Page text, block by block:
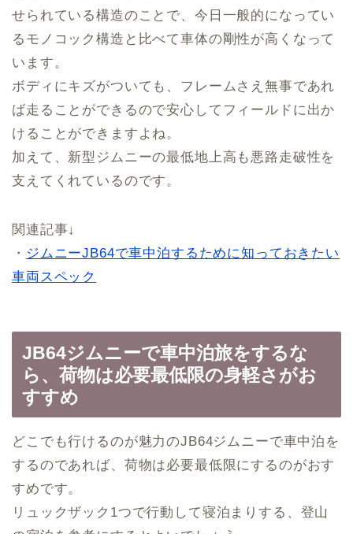
せられている構造のことで、今日一般的になってい
るモノコック構造と比べて車体の剛性が高くなって
います。
ボディにキズがついても、フレームさえ無事であれ
ば走ることができるので安心してフィールドに出か
けることができますよね。
加えて、新型ジムニーの最低地上高も悪路走破性を
支えてくれているのです。
関連記事↓
・ ジムニーJB64で車中泊するために知っておきたい
車両スペック
JB64ジムニーで車中泊旅をするな
ら、荷物は必要最低限の身軽さがお
すすめ
どこでも行けるのが魅力のJB64ジムニーで車中泊を
するのであれば、荷物は必要最低限にするのがおす
すめです。
リュックザック1つで行動して寝泊まりする、登山